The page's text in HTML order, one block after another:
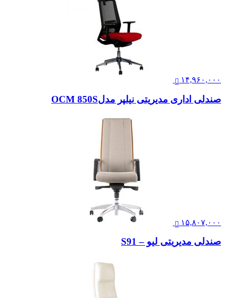
۱۴,۹۶۰,۰۰۰
صندلی اداری مدیریتی نیلپر مدلOCM 850S
۱۵,۸۰۷,۰۰۰
صندلی مدیریتی لیو – S91